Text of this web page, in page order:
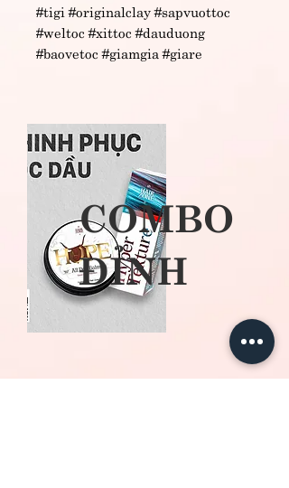
#tigi #originalclay #sapvuottoc
#weltoc #xittoc #dauduong
#baovetoc #giamgia #giare
COMBO
​ĐỈNH